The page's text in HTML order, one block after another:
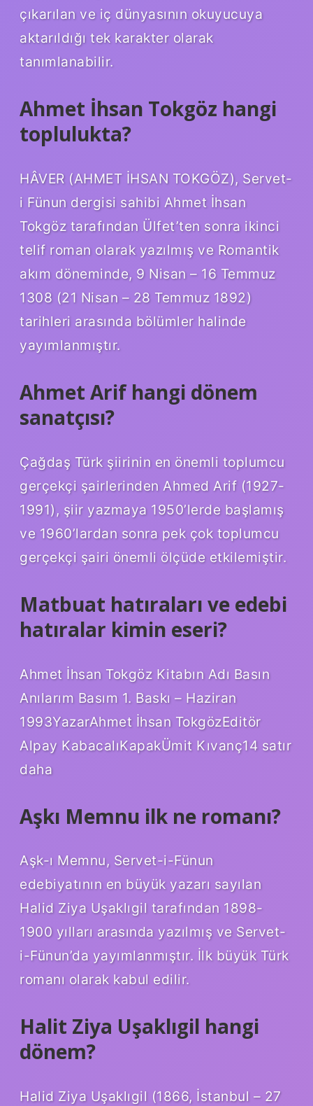
çıkarılan ve iç dünyasının okuyucuya
aktarıldığı tek karakter olarak
tanımlanabilir.
Ahmet İhsan Tokgöz hangi
toplulukta?
HÂVER (AHMET İHSAN TOKGÖZ), Servet-
i Fünun dergisi sahibi Ahmet İhsan
Tokgöz tarafından Ülfet’ten sonra ikinci
telif roman olarak yazılmış ve Romantik
akım döneminde, 9 Nisan – 16 Temmuz
1308 (21 Nisan – 28 Temmuz 1892)
tarihleri ​​arasında bölümler halinde
yayımlanmıştır.
Ahmet Arif hangi dönem
sanatçısı?
Çağdaş Türk şiirinin en önemli toplumcu
gerçekçi şairlerinden Ahmed Arif (1927-
1991), şiir yazmaya 1950’lerde başlamış
ve 1960’lardan sonra pek çok toplumcu
gerçekçi şairi önemli ölçüde etkilemiştir.
Matbuat hatıraları ve edebi
hatıralar kimin eseri?
Ahmet İhsan Tokgöz Kitabın Adı Basın
Anılarım Basım 1. Baskı – Haziran
1993YazarAhmet İhsan TokgözEditör
Alpay KabacalıKapakÜmit Kıvanç14 satır
daha
Aşkı Memnu ilk ne romanı?
Aşk-ı Memnu, Servet-i-Fünun
edebiyatının en büyük yazarı sayılan
Halid Ziya Uşaklıgil tarafından 1898-
1900 yılları arasında yazılmış ve Servet-
i-Fünun’da yayımlanmıştır. İlk büyük Türk
romanı olarak kabul edilir.
Halit Ziya Uşaklıgil hangi
dönem?
Halid Ziya Uşaklıgil (1866, İstanbul – 27